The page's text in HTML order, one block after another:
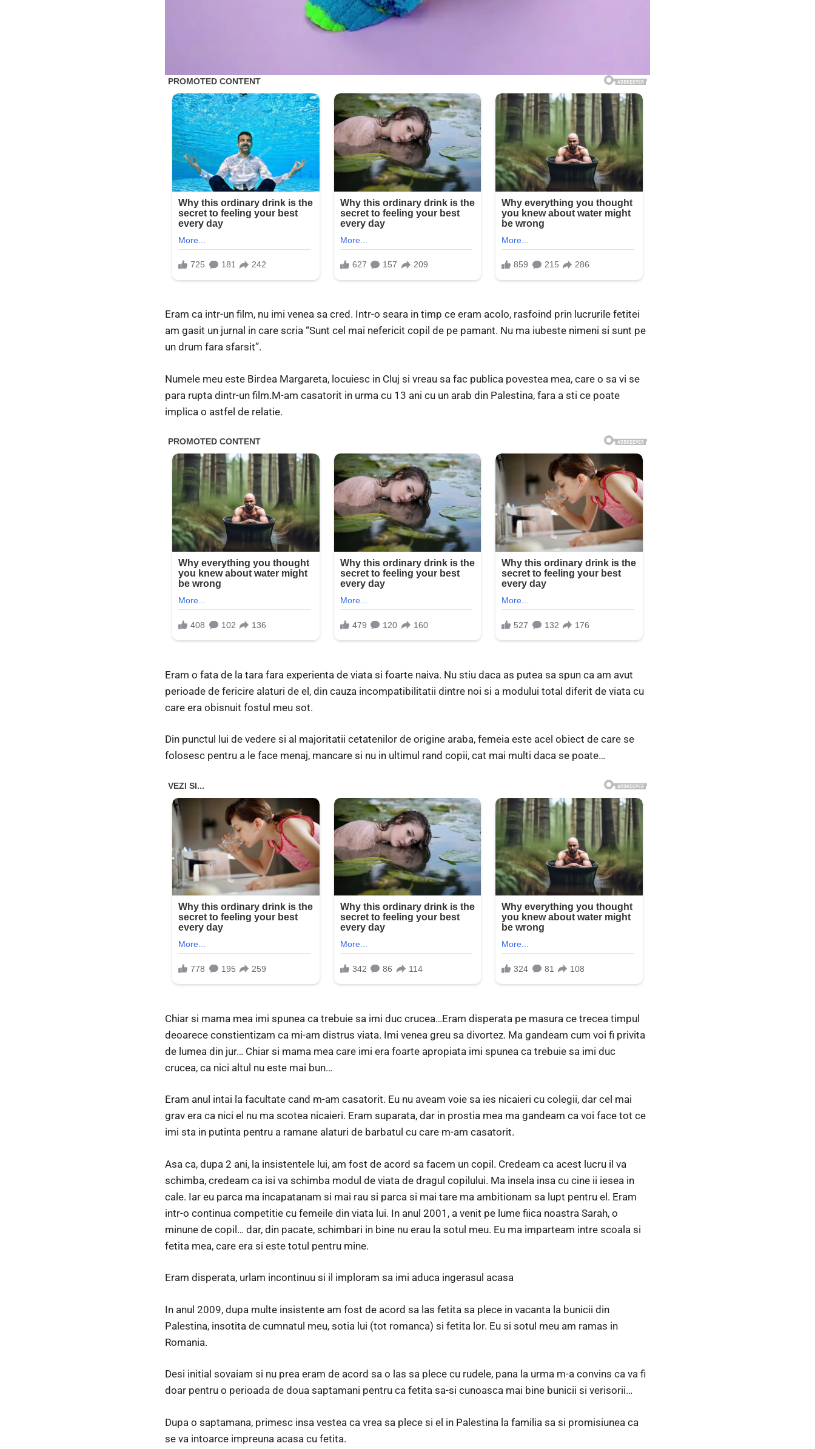
Eram ca intr-un film, nu imi venea sa cred. Intr-o seara in timp ce eram acolo, rasfoind prin lucrurile fetitei
am gasit un jurnal in care scria “Sunt cel mai nefericit copil de pe pamant. Nu ma iubeste nimeni si sunt pe
un drum fara sfarsit”.
Numele meu este Birdea Margareta, locuiesc in Cluj si vreau sa fac publica povestea mea, care o sa vi se
para rupta dintr-un film.M-am casatorit in urma cu 13 ani cu un arab din Palestina, fara a sti ce poate
implica o astfel de relatie.
Eram o fata de la tara fara experienta de viata si foarte naiva. Nu stiu daca as putea sa spun ca am avut
perioade de fericire alaturi de el, din cauza incompatibilitatii dintre noi si a modului total diferit de viata cu
care era obisnuit fostul meu sot.
Din punctul lui de vedere si al majoritatii cetatenilor de origine araba, femeia este acel obiect de care se
folosesc pentru a le face menaj, mancare si nu in ultimul rand copii, cat mai multi daca se poate…
Chiar si mama mea imi spunea ca trebuie sa imi duc crucea…Eram disperata pe masura ce trecea timpul
deoarece constientizam ca mi-am distrus viata. Imi venea greu sa divortez. Ma gandeam cum voi fi privita
de lumea din jur… Chiar si mama mea care imi era foarte apropiata imi spunea ca trebuie sa imi duc
crucea, ca nici altul nu este mai bun…
Eram anul intai la facultate cand m-am casatorit. Eu nu aveam voie sa ies nicaieri cu colegii, dar cel mai
grav era ca nici el nu ma scotea nicaieri. Eram suparata, dar in prostia mea ma gandeam ca voi face tot ce
imi sta in putinta pentru a ramane alaturi de barbatul cu care m-am casatorit.
Asa ca, dupa 2 ani, la insistentele lui, am fost de acord sa facem un copil. Credeam ca acest lucru il va
schimba, credeam ca isi va schimba modul de viata de dragul copilului. Ma insela insa cu cine ii iesea in
cale. Iar eu parca ma incapatanam si mai rau si parca si mai tare ma ambitionam sa lupt pentru el. Eram
intr-o continua competitie cu femeile din viata lui. In anul 2001, a venit pe lume fiica noastra Sarah, o
minune de copil… dar, din pacate, schimbari in bine nu erau la sotul meu. Eu ma imparteam intre scoala si
fetita mea, care era si este totul pentru mine.
Eram disperata, urlam incontinuu si il imploram sa imi aduca ingerasul acasa
In anul 2009, dupa multe insistente am fost de acord sa las fetita sa plece in vacanta la bunicii din
Palestina, insotita de cumnatul meu, sotia lui (tot romanca) si fetita lor. Eu si sotul meu am ramas in
Romania.
Desi initial sovaiam si nu prea eram de acord sa o las sa plece cu rudele, pana la urma m-a convins ca va fi
doar pentru o perioada de doua saptamani pentru ca fetita sa-si cunoasca mai bine bunicii si verisorii…
Dupa o saptamana, primesc insa vestea ca vrea sa plece si el in Palestina la familia sa si promisiunea ca
se va intoarce impreuna acasa cu fetita.